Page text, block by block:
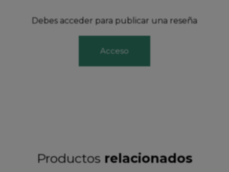
Debes acceder para publicar una reseña
Acceso
Productos relacionados